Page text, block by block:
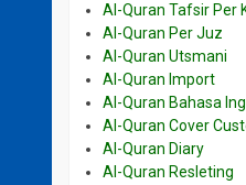
Al-Quran Tafsir Per
Al-Quran Per Juz
Al-Quran Utsmani
Al-Quran Import
Al-Quran Bahasa
Al-Quran Cover
Al-Quran Diary
Al-Quran Resleting